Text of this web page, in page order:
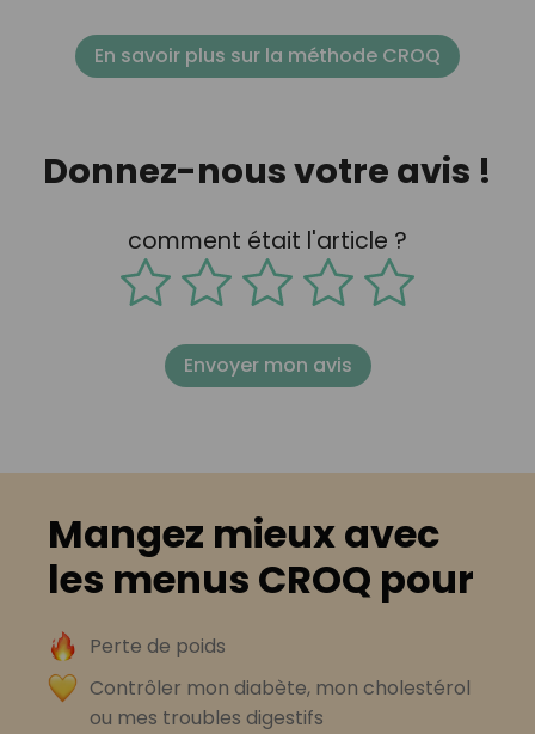
En savoir plus sur la méthode CROQ
Donnez-nous votre avis !
comment était l'article ?
Envoyer mon avis
Mangez mieux avec
les menus CROQ pour
Perte de poids
Contrôler mon diabète, mon cholestérol
ou mes troubles digestifs